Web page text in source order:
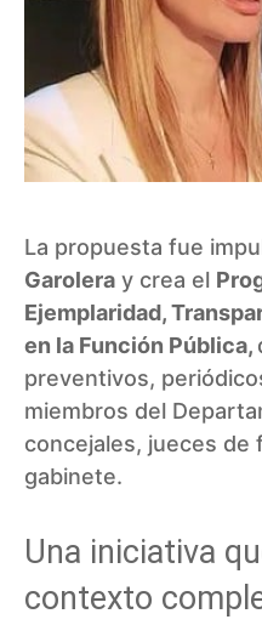
La propuesta fue
Garolera y crea el
Ejemplaridad,
en la Función Pública,
preventivos,
miembros del
concejales, jueces de
gabinete.
Una iniciativa
contexto